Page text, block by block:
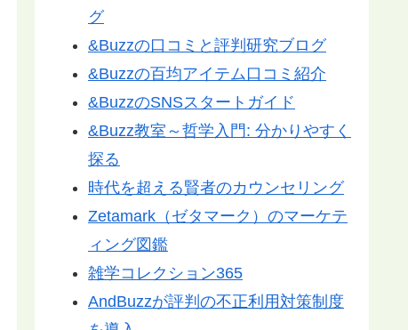
グ
&Buzzの口コミと評判研究ブログ
&Buzzの百均アイテム口コミ紹介
&BuzzのSNSスタートガイド
&Buzz教室～哲学入門: 分かりやすく
探る
時代を超える賢者のカウンセリング
Zetamark（ゼタマーク）のマーケテ
ィング図鑑
雑学コレクション365
AndBuzzが評判の不正利用対策制度